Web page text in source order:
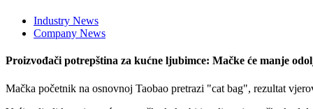
Industry News
Company News
Proizvođači potrepština za kućne ljubimce: Mačke će manje
Mačka početnik na osnovnoj Taobao pretrazi "cat bag", rezultat